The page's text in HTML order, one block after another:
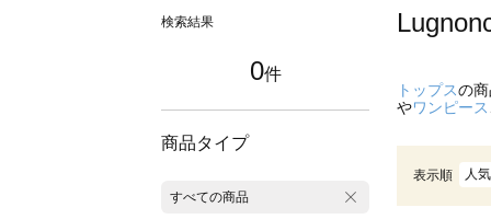
検索結果
0件
商品タイプ
すべての商品
トップスの
やワンピース
表示順 人